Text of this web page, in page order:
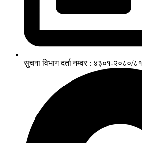
सुचना विभाग दर्ता नम्वर : ४३०१-२०८०/८१